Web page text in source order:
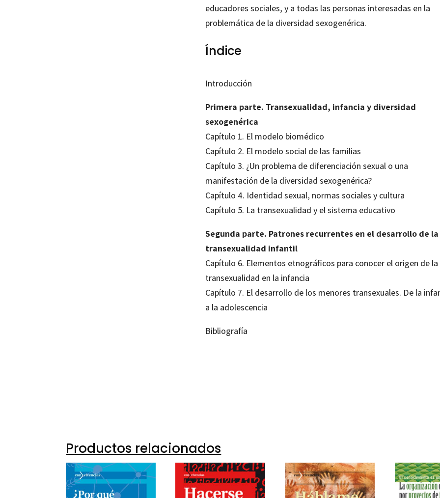
educadores sociales, y a todas las personas interesadas en la
problemática de la diversidad sexogenérica.
Índice
Introducción
Primera parte. Transexualidad, infancia y diversidad
sexogenérica
Capítulo 1. El modelo biomédico
Capítulo 2. El modelo social de las familias
Capítulo 3. ¿Un problema de diferenciación sexual o una
manifestación de la diversidad sexogenérica?
Capítulo 4. Identidad sexual, normas sociales y cultura
Capítulo 5. La transexualidad y el sistema educativo
Segunda parte. Patrones recurrentes en el desarrollo de la
transexualidad infantil
Capítulo 6. Elementos etnográficos para conocer el origen de la
transexualidad en la infancia
Capítulo 7. El desarrollo de los menores transexuales. De la
a la adolescencia
Bibliografía
Productos relacionados